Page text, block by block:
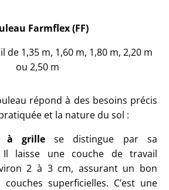
Farmflex (FF)
de 1,35 m, 1,60 m, 1,80 m, 2,20 m
ou 2,50 m
répond à des besoins précis
et la nature du sol :
à grillese distingue par sa
Il laisse une couche de travail
2 à 3 cm, assurant un bon
couches superficielles. C’est une